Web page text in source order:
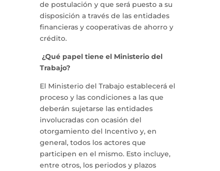
de postulación y que será puesto a su
disposición a través de las entidades
financieras y cooperativas de ahorro y
crédito.
¿Qué papel tiene el Ministerio del
Trabajo?
El Ministerio del Trabajo establecerá el
proceso y las condiciones a las que
deberán sujetarse las entidades
involucradas con ocasión del
otorgamiento del Incentivo y, en
general, todos los actores que
participen en el mismo. Esto incluye,
entre otros, los periodos y plazos